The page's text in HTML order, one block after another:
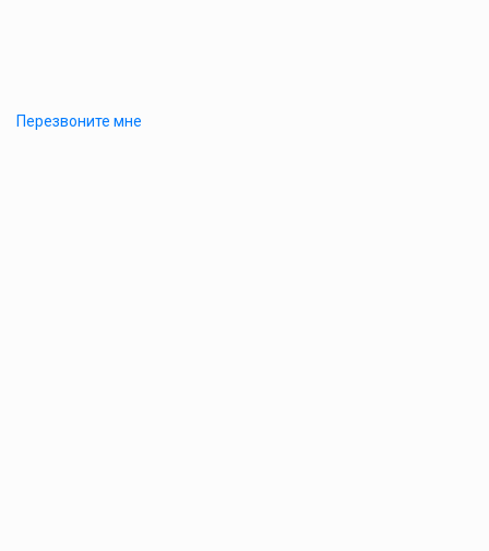
Перезвоните мне